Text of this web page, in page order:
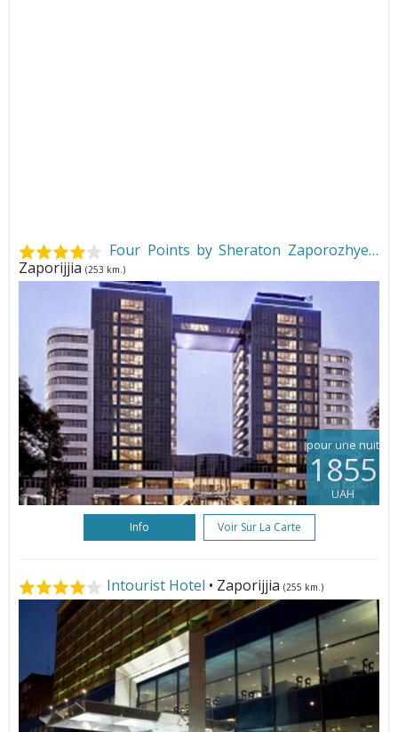
Four Points by Sheraton Zaporozhye •
Zaporijjia (253 km.)
pour une nuit
1855
UAH
Info Voir Sur La Carte
Intourist Hotel • Zaporijjia (255 km.)